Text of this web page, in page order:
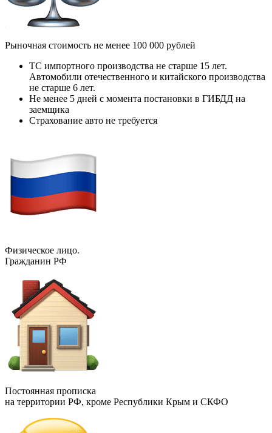
Рыночная стоимость не менее 100 000 рублей
ТС импортного производства не старше 15 лет.
Автомобили отечественного и китайского производства
не старше 6 лет.
Не менее 5 дней с момента постановки в ГИБДД на
заемщика
Страхование авто не требуется
Физическое лицо.
Гражданин РФ
Постоянная прописка
на территории РФ, кроме Республики Крым и СКФО